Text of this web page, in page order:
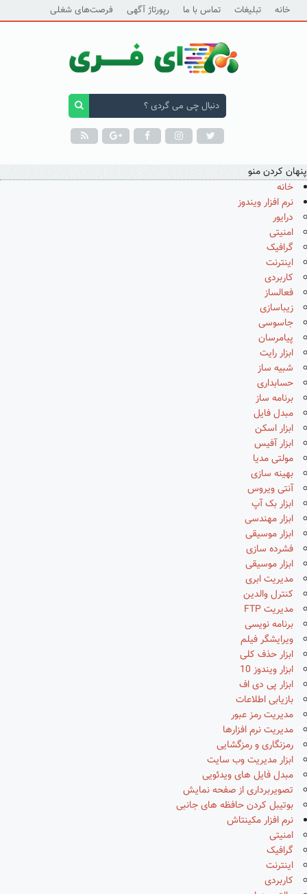
خانه تبلیغات تماس با ما رپورتاژ آگهی فرصت‌های شغلی
پنهان کردن منو
خانه
نرم افزار ویندوز
درایور
امنیتی
گرافیک
اینترنت
کاربردی
فعالساز
زیباسازی
جاسوسی
پیامرسان
ابزار رایت
شبیه ساز
حسابداری
برنامه ساز
مبدل فایل
ابزار اسکن
ابزار آفیس
مولتی مدیا
بهینه سازی
آنتی ویروس
ابزار بک آپ
ابزار مهندسی
ابزار موسیقی
فشرده سازی
ابزار موسیقی
مدیریت ابری
کنترل والدین
مدیریت FTP
برنامه نویسی
ویرایشگر فیلم
ابزار حذف کلی
ابزار ویندوز 10
ابزار پی دی اف
بازیابی اطلاعات
مدیریت رمز عبور
مدیریت نرم افزارها
رمزنگاری و رمزگشایی
ابزار مدیریت وب سایت
مبدل فایل های ویدئویی
تصویربرداری از صفحه نمایش
بوتیبل کردن حافظه های جانبی
نرم افزار مکینتاش
امنیتی
گرافیک
اینترنت
کاربردی